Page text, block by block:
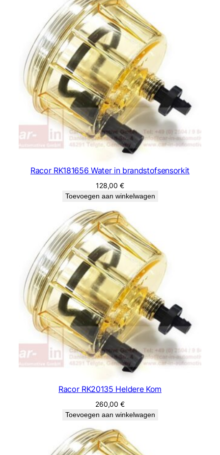
Racor RK181656 Water in brandstofsensorkit
128,00€
Toevoegen aan winkelwagen
Racor RK20135 Heldere Kom
260,00€
Toevoegen aan winkelwagen